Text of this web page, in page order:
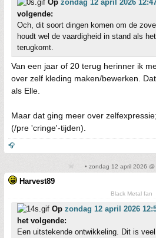
Op zondag 12 april 2026 12:47
volgende:
Och, dit soort dingen komen om de
houdt wel de vaardigheid in stand als
terugkomt.
Van een jaar of 20 terug herinner ik
over zelf kleding maken/bewerken.
als Elle.
Maar dat ging meer over
(/pre 'cringe'-tijden).
🎧
• zondag 12 april 2026
Harvest89
Black Metal fan
Op zondag 12 april 2026
het volgende:
Een uitstekende ontwikkeling. Dit is